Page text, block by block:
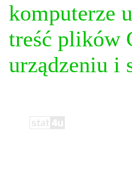
komputerze
treść plików
urządzeniu i